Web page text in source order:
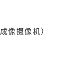
像摄像机）